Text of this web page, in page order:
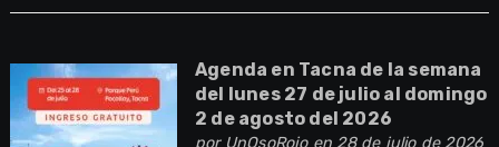
Agenda en Tacna de la semana
del lunes 27 de julio al domingo
2 de agosto del 2026
por UnOsoRojoen 28 de julio de 2026